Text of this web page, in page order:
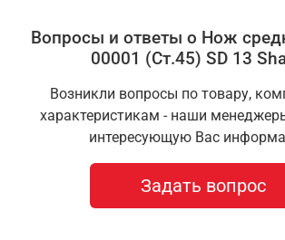
Вопросы и ответы о Нож
00001 (Ст.45) SD 13
Возникли вопросы по товару,
характеристикам - наши
интересующую Вас
Задать вопрос